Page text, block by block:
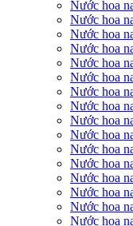
Nước hoa
Nước hoa
Nước hoa
Nước hoa
Nước hoa
Nước hoa
Nước hoa
Nước hoa
Nước hoa
Nước hoa
Nước hoa
Nước hoa
Nước hoa
Nước hoa
Nước hoa
Nước hoa